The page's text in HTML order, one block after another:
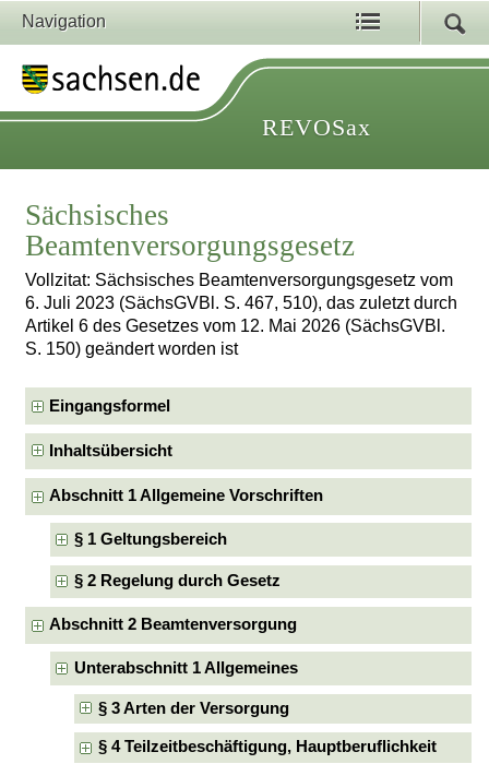
Navigation
REVOSax
Sächsisches
Beamtenversorgungsgesetz
Vollzitat: Sächsisches Beamtenversorgungsgesetz vom
6. Juli 2023 (SächsGVBl. S. 467, 510), das zuletzt durch
Artikel 6 des Gesetzes vom 12. Mai 2026 (SächsGVBl.
S. 150) geändert worden ist
Eingangsformel
Inhaltsübersicht
Abschnitt 1 Allgemeine Vorschriften
§ 1 Geltungsbereich
§ 2 Regelung durch Gesetz
Abschnitt 2 Beamtenversorgung
Unterabschnitt 1 Allgemeines
§ 3 Arten der Versorgung
§ 4 Teilzeitbeschäftigung, Hauptberuflichkeit